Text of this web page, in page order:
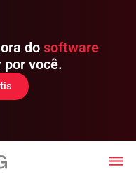
do software
você.